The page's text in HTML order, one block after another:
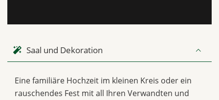
Saal und Dekoration
Eine familiäre Hochzeit im kleinen Kreis oder ein
rauschendes Fest mit all Ihren Verwandten und